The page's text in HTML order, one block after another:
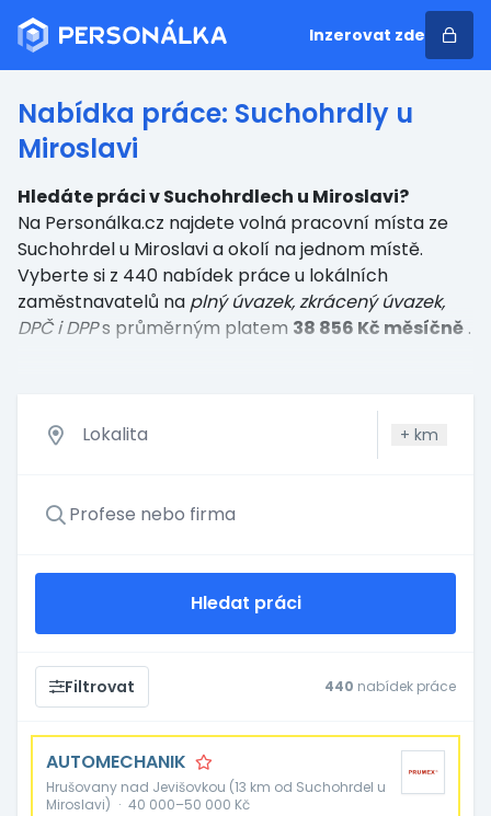
Inzerovat zde
Nabídka práce: Suchohrdly u
Miroslavi
Hledáte práci v Suchohrdlech u Miroslavi?
Na Personálka.cz najdete volná pracovní místa ze
Suchohrdel u Miroslavi a okolí na jednom místě.
Vyberte si z 440 nabídek práce u lokálních
zaměstnavatelů na plný úvazek, zkrácený úvazek,
DPČ i DPPs průměrným platem 38 856 Kč měsíčně .
+ km
Hledat práci
Filtrovat 440 nabídek práce
AUTOMECHANIK
Hrušovany nad Jevišovkou (13 km od Suchohrdel u
Miroslavi) · 40 000–50 000 Kč